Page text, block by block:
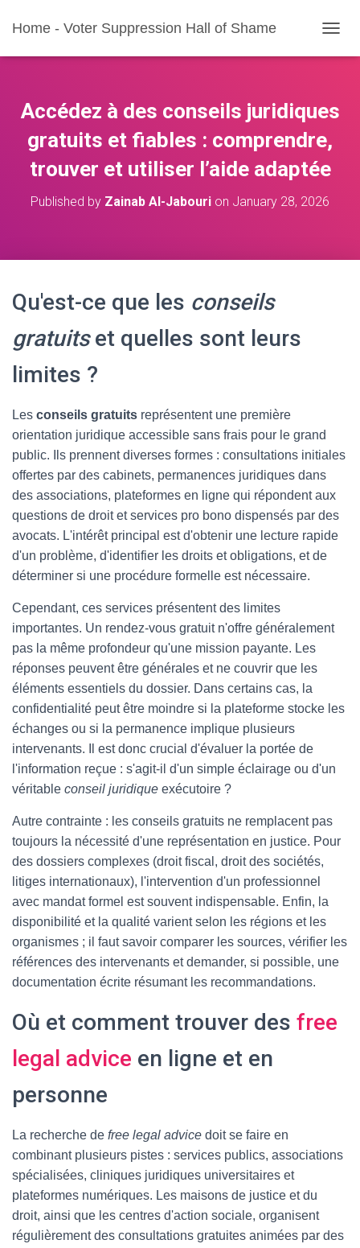
Home - Voter Suppression Hall of Shame
O
E
A
I
Accédez à des conseils juridiques
gratuits et fiables : comprendre,
trouver et utiliser l’aide adaptée
Published by Zainab Al-Jabouri on January 28, 2026
Qu'est-ce que les conseils
gratuitset quelles sont leurs
limites ?
Les conseils gratuits représentent une première
orientation juridique accessible sans frais pour le grand
public. Ils prennent diverses formes : consultations initiales
offertes par des cabinets, permanences juridiques dans
des associations, plateformes en ligne qui répondent aux
questions de droit et services pro bono dispensés par des
avocats. L'intérêt principal est d'obtenir une lecture rapide
d'un problème, d'identifier les droits et obligations, et de
déterminer si une procédure formelle est nécessaire.
Cependant, ces services présentent des limites
importantes. Un rendez-vous gratuit n'offre généralement
pas la même profondeur qu'une mission payante. Les
réponses peuvent être générales et ne couvrir que les
éléments essentiels du dossier. Dans certains cas, la
confidentialité peut être moindre si la plateforme stocke les
échanges ou si la permanence implique plusieurs
intervenants. Il est donc crucial d'évaluer la portée de
l'information reçue : s'agit-il d'un simple éclairage ou d'un
véritable conseil juridique exécutoire ?
Autre contrainte : les conseils gratuits ne remplacent pas
toujours la nécessité d'une représentation en justice. Pour
des dossiers complexes (droit fiscal, droit des sociétés,
litiges internationaux), l'intervention d'un professionnel
avec mandat formel est souvent indispensable. Enfin, la
disponibilité et la qualité varient selon les régions et les
organismes ; il faut savoir comparer les sources, vérifier les
références des intervenants et demander, si possible, une
documentation écrite résumant les recommandations.
Où et comment trouver des free
legal advice en ligne et en
personne
La recherche de free legal advice doit se faire en
combinant plusieurs pistes : services publics, associations
spécialisées, cliniques juridiques universitaires et
plateformes numériques. Les maisons de justice et du
droit, ainsi que les centres d'action sociale, organisent
régulièrement des consultations gratuites animées par des